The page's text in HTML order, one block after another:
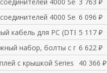
4000 Series6 096 ₽
кабель для PC (DTE) с5 117 ₽
набор, болты с покры
6 622 ₽
с крышкой Series 4040 366 ₽